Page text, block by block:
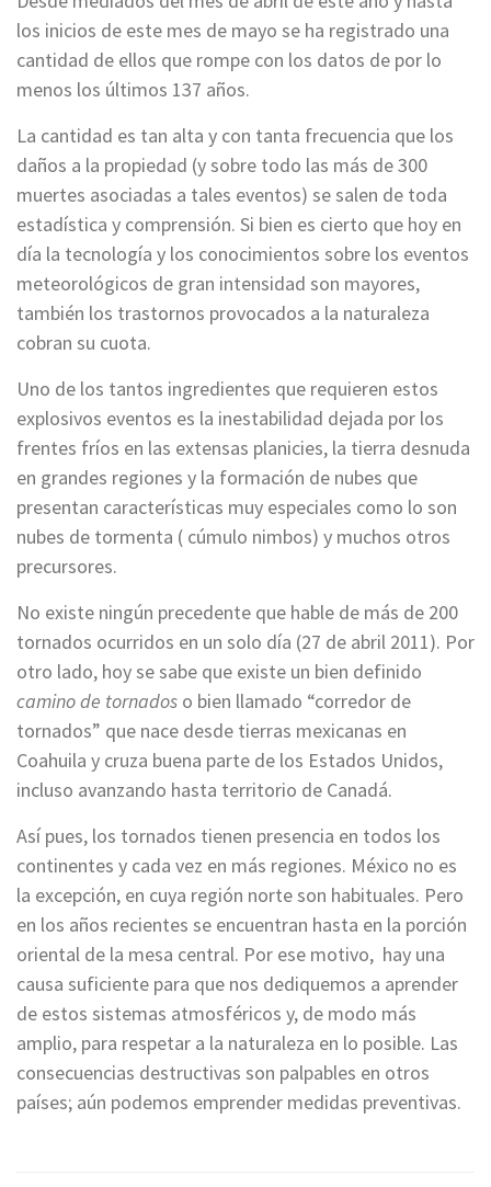
los inicios de este mes de mayo se ha registrado una
cantidad de ellos que rompe con los datos de por lo
menos los últimos 137 años.
La cantidad es tan alta y con tanta frecuencia que los
daños a la propiedad (y sobre todo las más de 300
muertes asociadas a tales eventos) se salen de toda
estadística y comprensión. Si bien es cierto que hoy en
día la tecnología y los conocimientos sobre los eventos
meteorológicos de gran intensidad son mayores,
también los trastornos provocados a la naturaleza
cobran su cuota.
Uno de los tantos ingredientes que requieren estos
explosivos eventos es la inestabilidad dejada por los
frentes fríos en las extensas planicies, la tierra desnuda
en grandes regiones y la formación de nubes que
presentan características muy especiales como lo son
nubes de tormenta ( cúmulo nimbos) y muchos otros
precursores.
No existe ningún precedente que hable de más de 200
tornados ocurridos en un solo día (27 de abril 2011). Por
otro lado, hoy se sabe que existe un bien definido
camino de tornados o bien llamado “corredor de
tornados” que nace desde tierras mexicanas en
Coahuila y cruza buena parte de los Estados Unidos,
incluso avanzando hasta territorio de Canadá.
Así pues, los tornados tienen presencia en todos los
continentes y cada vez en más regiones. México no es
la excepción, en cuya región norte son habituales. Pero
en los años recientes se encuentran hasta en la porción
oriental de la mesa central. Por ese motivo, hay una
causa suficiente para que nos dediquemos a aprender
de estos sistemas atmosféricos y, de modo más
amplio, para respetar a la naturaleza en lo posible. Las
consecuencias destructivas son palpables en otros
países; aún podemos emprender medidas preventivas.